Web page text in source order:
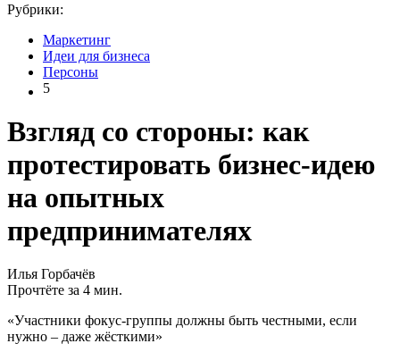
Рубрики:
Маркетинг
Идеи для бизнеса
Персоны
5
Взгляд со стороны: как
протестировать бизнес-идею
на опытных
предпринимателях
Илья Горбачёв
Прочтёте за 4 мин.
«Участники фокус-группы должны быть честными, если
нужно – даже жёсткими»